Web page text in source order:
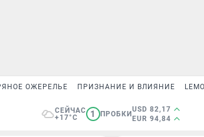
ОЖЕРЕЛЬЕ ПРИЗНАНИЕ И ВЛИЯНИЕ
СЕЙЧАС
+17°C
1 ПРОБКИ
USD 82,17
EUR 94,84